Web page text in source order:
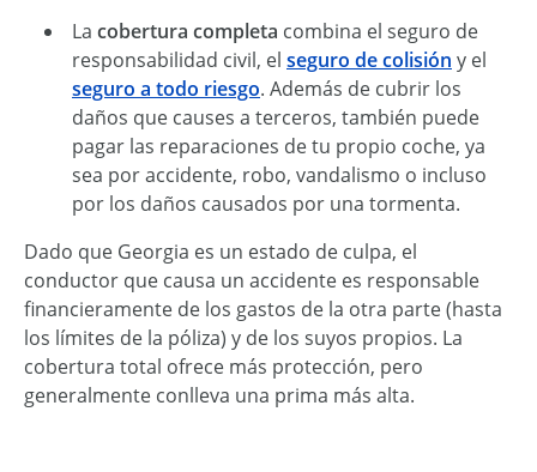
La cobertura completa combina el seguro de
responsabilidad civil, el seguro de colisión y el
seguro a todo riesgo. Además de cubrir los
daños que causes a terceros, también puede
pagar las reparaciones de tu propio coche, ya
sea por accidente, robo, vandalismo o incluso
por los daños causados por una tormenta.
Dado que Georgia es un estado de culpa, el
conductor que causa un accidente es responsable
financieramente de los gastos de la otra parte (hasta
los límites de la póliza) y de los suyos propios. La
cobertura total ofrece más protección, pero
generalmente conlleva una prima más alta.